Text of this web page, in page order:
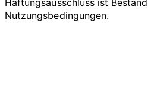
Haftungsausschluss ist
Nutzungsbedingungen.